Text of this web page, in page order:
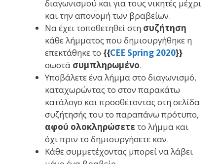
διαγωνισμού και για τους νικητές μέχρι
και την απονομή των βραβείων.
Να έχει τοποθετηθεί στη συζήτηση
κάθε λήμματος που δημιουργήθηκε η
επεκτάθηκε το {{CEE Spring 2020}}
σωστά συμπληρωμένο.
Υποβάλετε ένα λήμμα στο διαγωνισμό,
καταχωρώντας το στον παρακάτω
κατάλογο και προσθέτοντας στη σελίδα
συζήτησής του το παραπάνω πρότυπο,
αφού ολοκληρώσετε το λήμμα και
όχι πριν το δημιουργήσετε καν.
Κάθε συμμετέχοντας μπορεί να λάβει